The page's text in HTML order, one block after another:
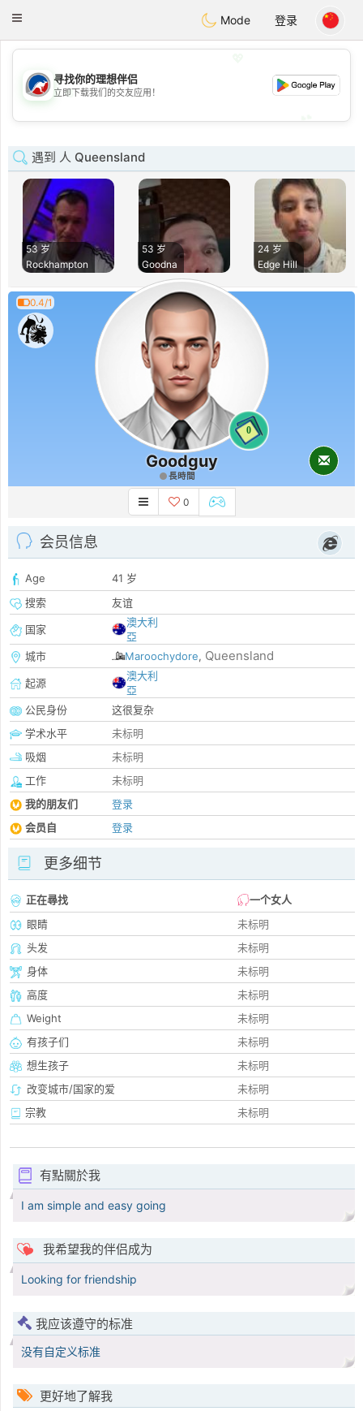
AustraliaChat
Toggle
Mode 登录
💖
💕
寻找你的理想伴侣
立即下载我们的交友应用！
遇到 人 Queensland
53 岁
Rockhampton
53 岁
Goodna
24 岁
Edge Hill
0.4/1
0
Goodguy
長時間
0
会员信息
Age
41 岁
搜索
友谊
国家
澳大利
亞
城市
Maroochydore, Queensland
起源
澳大利
亞
公民身份
这很复杂
学术水平
未标明
吸烟
未标明
工作
未标明
我的朋友们
登录
会员自
登录
更多细节
正在尋找
一个女人
眼睛
未标明
头发
未标明
身体
未标明
高度
未标明
Weight
未标明
有孩子们
未标明
想生孩子
未标明
改变城市/国家的爱
未标明
宗教
未标明
有點關於我
I am simple and easy going
我希望我的伴侣成为
Looking for friendship
我应该遵守的标准
没有自定义标准
更好地了解我